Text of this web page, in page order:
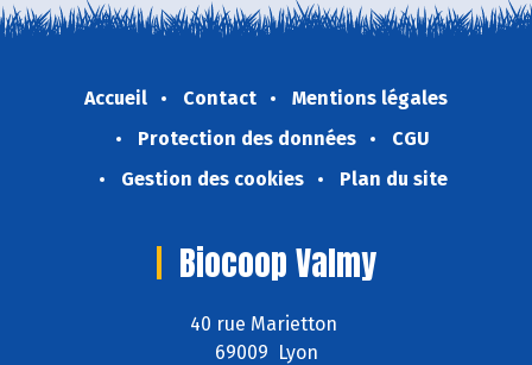
Accueil Contact
Mentions légales
Protection des données
CGU
Gestion des cookies
Plan du site
Biocoop Valmy
40 rue Marietton
69009 Lyon